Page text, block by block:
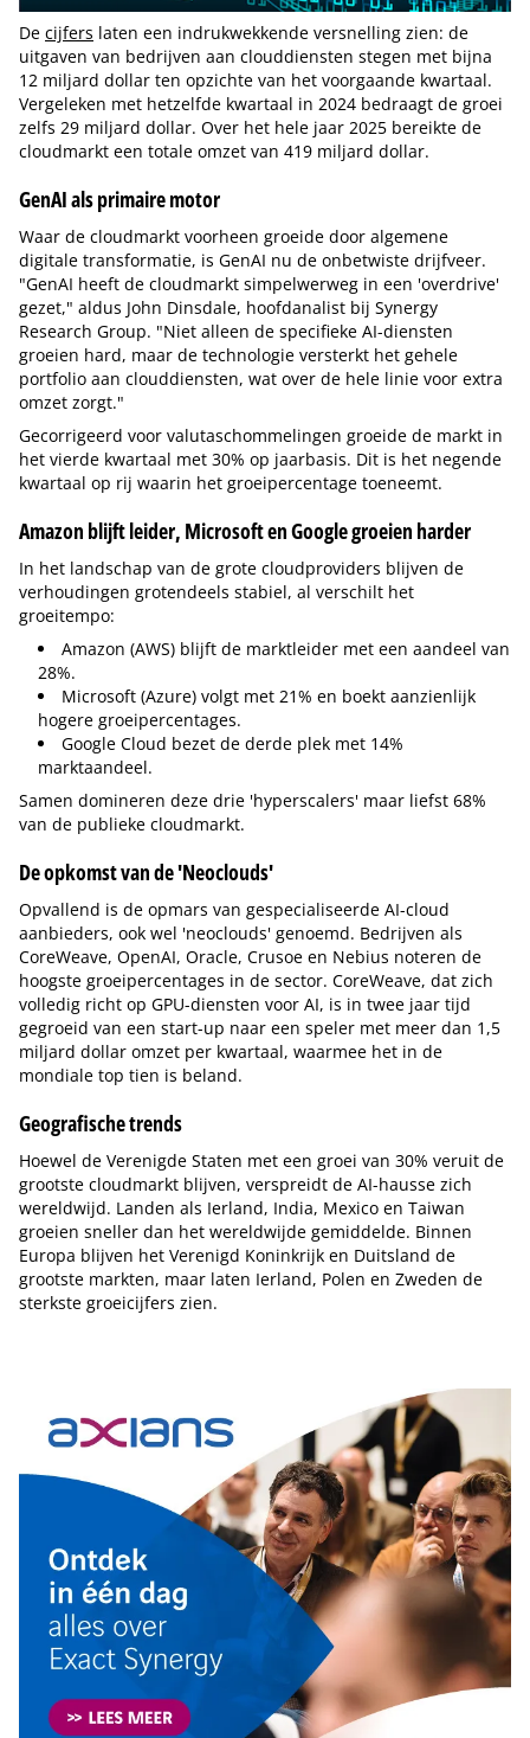
De cijfers laten een indrukwekkende versnelling zien: de
uitgaven van bedrijven aan clouddiensten stegen met bijna
12 miljard dollar ten opzichte van het voorgaande kwartaal.
Vergeleken met hetzelfde kwartaal in 2024 bedraagt de groei
zelfs 29 miljard dollar. Over het hele jaar 2025 bereikte de
cloudmarkt een totale omzet van 419 miljard dollar.
GenAI als primaire motor
Waar de cloudmarkt voorheen groeide door algemene
digitale transformatie, is GenAI nu de onbetwiste drijfveer.
"GenAI heeft de cloudmarkt simpelwerweg in een 'overdrive'
gezet," aldus John Dinsdale, hoofdanalist bij Synergy
Research Group. "Niet alleen de specifieke AI-diensten
groeien hard, maar de technologie versterkt het gehele
portfolio aan clouddiensten, wat over de hele linie voor extra
omzet zorgt."
Gecorrigeerd voor valutaschommelingen groeide de markt in
het vierde kwartaal met 30% op jaarbasis. Dit is het negende
kwartaal op rij waarin het groeipercentage toeneemt.
Amazon blijft leider, Microsoft en Google groeien harder
In het landschap van de grote cloudproviders blijven de
verhoudingen grotendeels stabiel, al verschilt het
groeitempo:
Amazon (AWS) blijft de marktleider met een aandeel van
28%.
Microsoft (Azure) volgt met 21% en boekt aanzienlijk
hogere groeipercentages.
Google Cloud bezet de derde plek met 14%
marktaandeel.
Samen domineren deze drie 'hyperscalers' maar liefst 68%
van de publieke cloudmarkt.
De opkomst van de 'Neoclouds'
Opvallend is de opmars van gespecialiseerde AI-cloud
aanbieders, ook wel 'neoclouds' genoemd. Bedrijven als
CoreWeave, OpenAI, Oracle, Crusoe en Nebius noteren de
hoogste groeipercentages in de sector. CoreWeave, dat zich
volledig richt op GPU-diensten voor AI, is in twee jaar tijd
gegroeid van een start-up naar een speler met meer dan 1,5
miljard dollar omzet per kwartaal, waarmee het in de
mondiale top tien is beland.
Geografische trends
Hoewel de Verenigde Staten met een groei van 30% veruit de
grootste cloudmarkt blijven, verspreidt de AI-hausse zich
wereldwijd. Landen als Ierland, India, Mexico en Taiwan
groeien sneller dan het wereldwijde gemiddelde. Binnen
Europa blijven het Verenigd Koninkrijk en Duitsland de
grootste markten, maar laten Ierland, Polen en Zweden de
sterkste groeicijfers zien.